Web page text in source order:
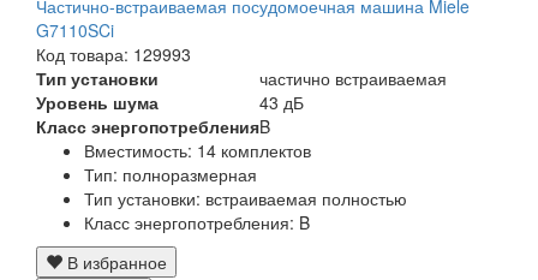
Частично-встраиваемая посудомоечная машина Miele
G7110SCi
Код товара: 129993
Тип установки
частично встраиваемая
Уровень шума
43 дБ
Класс энергопотребленияB
Вместимость: 14 комплектов
Тип: полноразмерная
Тип установки: встраиваемая полностью
Класс энергопотребления: B
В избранное